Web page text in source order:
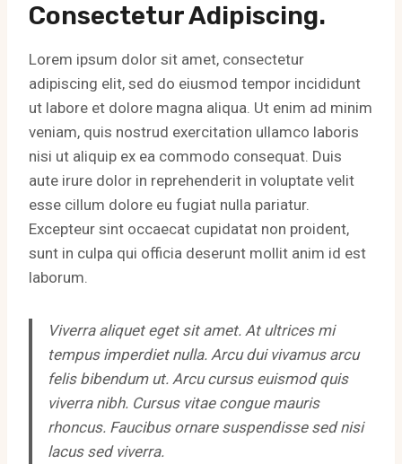
Consectetur Adipiscing.
Lorem ipsum dolor sit amet, consectetur
adipiscing elit, sed do eiusmod tempor incididunt
ut labore et dolore magna aliqua. Ut enim ad minim
veniam, quis nostrud exercitation ullamco laboris
nisi ut aliquip ex ea commodo consequat. Duis
aute irure dolor in reprehenderit in voluptate velit
esse cillum dolore eu fugiat nulla pariatur.
Excepteur sint occaecat cupidatat non proident,
sunt in culpa qui officia deserunt mollit anim id est
laborum.
Viverra aliquet eget sit amet. At ultrices mi
tempus imperdiet nulla. Arcu dui vivamus arcu
felis bibendum ut. Arcu cursus euismod quis
viverra nibh. Cursus vitae congue mauris
rhoncus. Faucibus ornare suspendisse sed nisi
lacus sed viverra.